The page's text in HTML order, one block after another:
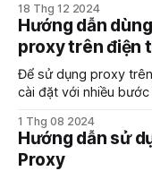
18 Thg 12 2024
Hướng dẫn
proxy trên điện
Để sử dụng proxy
cài đặt với nhiều
với hệ điều hành
1 Thg 08 2024
Hướng dẫn sử
Proxy